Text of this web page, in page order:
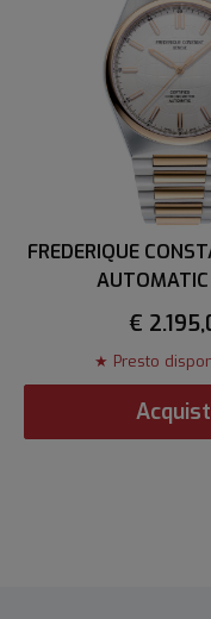
FREDERIQUE
AUTOMATIC
€
★ Presto